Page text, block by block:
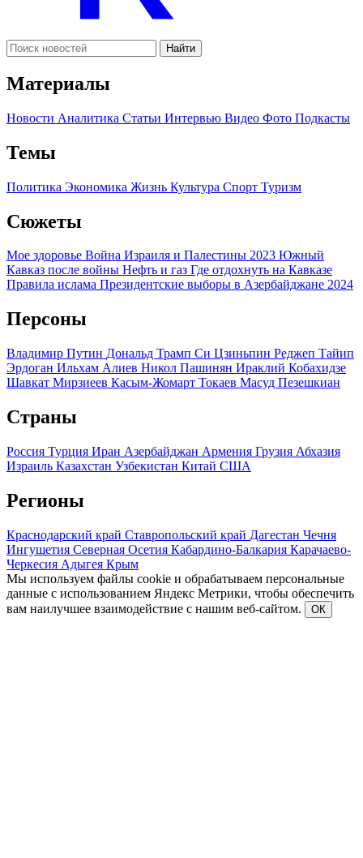
Найти
Материалы
Новости Аналитика Статьи Интервью Видео Фото Подкасты
Темы
Политика Экономика Жизнь Культура Спорт Туризм
Сюжеты
Мое здоровье Война Израиля и Палестины 2023 Южный
Кавказ после войны Нефть и газ Где отдохнуть на Кавказе
Правила ислама Президентские выборы в Азербайджане 2024
Персоны
Владимир Путин Дональд Трамп Си Цзиньпин Реджеп Тайип
Эрдоган Ильхам Алиев Никол Пашинян Ираклий Кобахидзе
Шавкат Мирзиеев Касым-Жомарт Токаев Масуд Пезешкиан
Страны
Россия Турция Иран Азербайджан Армения Грузия Абхазия
Израиль Казахстан Узбекистан Китай США
Регионы
Краснодарский край Ставропольский край Дагестан Чечня
Ингушетия Северная Осетия Кабардино-Балкария Карачаево-
Черкесия Адыгея Крым
Мы используем файлы cookie и обрабатываем персональные
данные с использованием Яндекс Метрики, чтобы обеспечить
вам наилучшее взаимодействие с нашим веб-сайтом.
ОК